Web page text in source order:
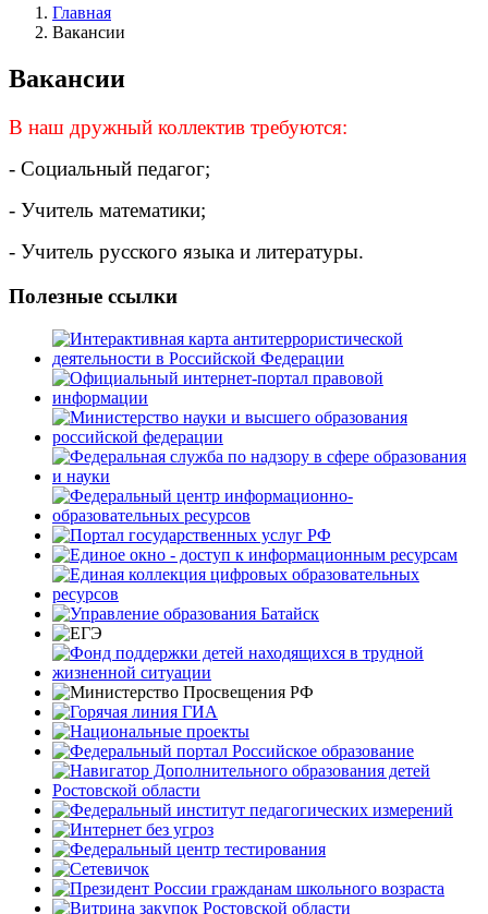
Главная
Вакансии
Вакансии
В наш дружный коллектив требуются:
- Социальный педагог;
- Учитель математики;
- Учитель русского языка и литературы.
Полезные ссылки